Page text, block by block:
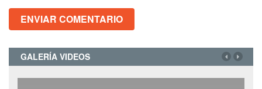
GALERÍA VIDEOS